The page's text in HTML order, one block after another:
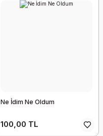
Ne İdim Ne Oldum
100,00 TL